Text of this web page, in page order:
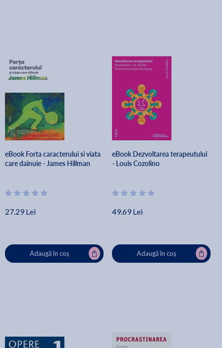
eBook Forta caracterului si viata
care dainuie - James Hillman
27.29 Lei
Adaugă în coș
eBook Dezvoltarea terapeutului
- Louis Cozolino
49.69 Lei
Adaugă în coș